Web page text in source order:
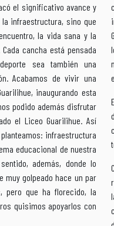
el significativo avance y
infraestructura, sino que
la vida sana y la
cancha está pensada
sea también una
Acabamos de vivir una
inaugurando esta
podido además disfrutar
el Liceo Guarilihue. Así
infraestructura
educacional de nuestra
además, donde lo
muy golpeado hace un par
pero que ha florecido, la
quisimos apoyarlos con